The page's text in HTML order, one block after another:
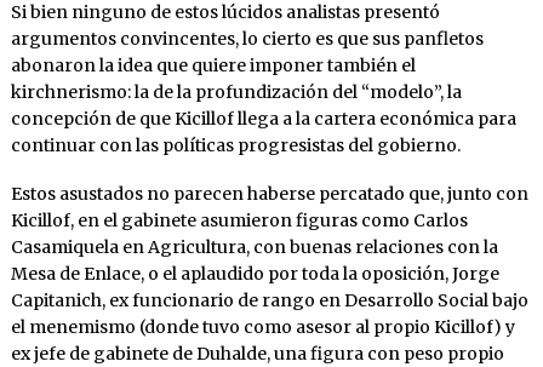
Si bien ninguno de estos lúcidos analistas presentó
argumentos convincentes, lo cierto es que sus panfletos
abonaron la idea que quiere imponer también el
kirchnerismo: la de la profundización del “modelo”, la
concepción de que Kicillof llega a la cartera económica para
continuar con las políticas progresistas del gobierno.
Estos asustados no parecen haberse percatado que, junto con
Kicillof, en el gabinete asumieron figuras como Carlos
Casamiquela en Agricultura, con buenas relaciones con la
Mesa de Enlace, o el aplaudido por toda la oposición, Jorge
Capitanich, ex funcionario de rango en Desarrollo Social bajo
el menemismo (donde tuvo como asesor al propio Kicillof) y
ex jefe de gabinete de Duhalde, una figura con peso propio